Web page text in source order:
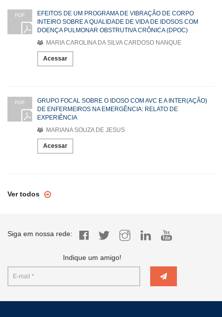
PDF
EFEITOS DE UM PROGRAMA DE VIBRAÇÃO DE CORPO
INTEIRO SOBRE A QUALIDADE DE VIDA DE IDOSOS COM
DOENÇA PULMONAR OBSTRUTIVA CRÔNICA (DPOC)
MARIA CAROLINA DA SILVA CARDOSO NANQUE
Acessar
PDF
GRUPO FOCAL SOBRE O IDOSO COM AVC E A INTER(AÇÃO)
DE ENFERMEIROS NA EMERGÊNCIA: RELATO DE
EXPERIÊNCIA
MARIANA SOUZA DE JESUS
Acessar
Ver todos
Siga em nossa rede:
Indique um amigo!